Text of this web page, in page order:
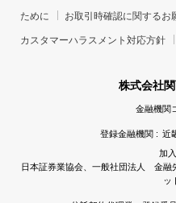
ために お取引時確認に関するお
カスタマーハラスメント対応方針
株式会社
金融機関
登録金融機関 : 近
加
日本証券業協会、一般社団法人 金
ッ